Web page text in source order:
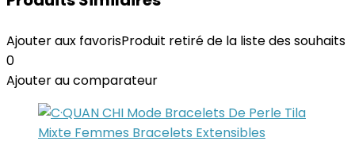
Ajouter aux favorisProduit retiré de la liste des souhaits
0
Ajouter au comparateur